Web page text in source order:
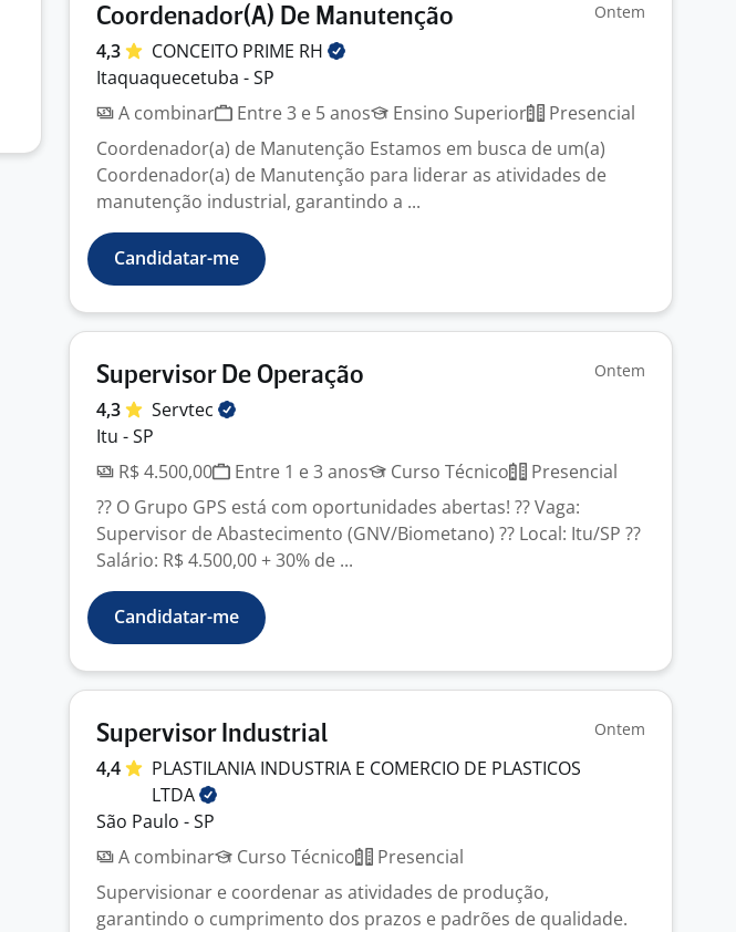
Coordenador(A) De Manutenção Ontem
4,3 CONCEITO PRIME RH
Itaquaquecetuba - SP
A combinar
Entre 3 e 5 anos Ensino Superior
Presencial
Coordenador(a) de Manutenção Estamos em busca de um(a)
Coordenador(a) de Manutenção para liderar as atividades de
manutenção industrial, garantindo a ...
Candidatar-me
Supervisor De Operação Ontem
4,3
Servtec
Itu - SP
R$ 4.500,00
Entre 1 e 3 anos Curso Técnico
Presencial
?? O Grupo GPS está com oportunidades abertas! ?? Vaga:
Supervisor de Abastecimento (GNV/Biometano) ?? Local: Itu/SP ??
Salário: R$ 4.500,00 + 30% de ...
Candidatar-me
Supervisor Industrial Ontem
4,4
PLASTILANIA INDUSTRIA E COMERCIO DE PLASTICOS
LTDA
São Paulo - SP
A combinar
Curso Técnico
Presencial
Supervisionar e coordenar as atividades de produção,
garantindo o cumprimento dos prazos e padrões de qualidade.